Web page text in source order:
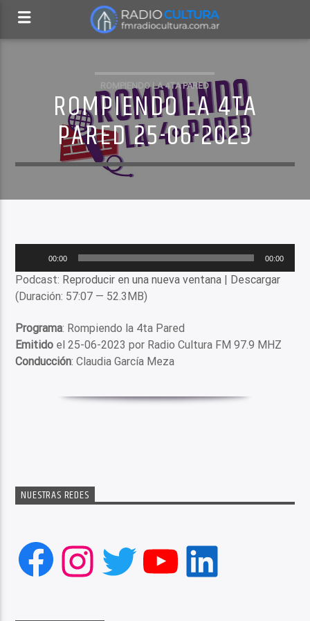
ROMPIENDO LA 4TA PARED
ROMPIENDO LA 4TA
PARED 25-06-2023
audio
00:00 00:00
Podcast: Reproducir en una nueva ventana | Descargar
(Duración: 57:07 — 52.3MB)
Programa: Rompiendo la 4ta Pared
Emitido el 25-06-2023 por Radio Cultura FM 97.9 MHZ
Conducción: Claudia García Meza
NUESTRAS REDES
Facebook
Instagram
Twitter
YouTube
LinkedIn